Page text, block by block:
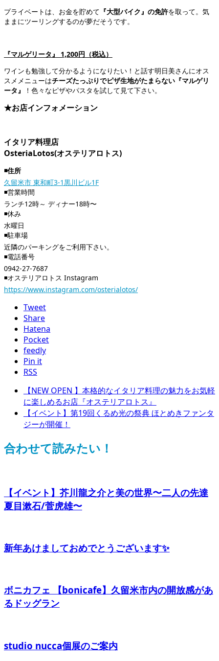
プライベートは、お金を貯めて 『大型バイク』の免許を取って。気
ままにツーリングするのが夢だそうです。
『マルゲリータ』 1,200円（税込）
ワインも勉強して分かるようになりたい！と話す明日美さんにオス
スメメニューはチーズたっぷりでピザ生地がたまらない『マルゲリ
ータ』
！色々なピザやパスタを試して見て下さい。
★お店インフォメーション
イタリア料理店
OsteriaLotos(オステリアロトス)
◾️住所
久留米市 東和町3-1黒川ビル1F
◾️営業時間
ランチ12時～ ディナー18時〜
◾️休み
水曜日
◾️駐車場
近隣のパーキングをご利用下さい。
◾️電話番号
0942-27-7687
◾️オステリアロトス Instagram
https://www.instagram.com/osterialotos/
Tweet
Share
Hatena
Pocket
feedly
Pin it
RSS
【NEW OPEN 】本格的なイタリア料理の魅力をお気軽
に楽しめるお店『オステリアロトス』
【イベント】第19回くるめ光の祭典 ほとめきファンタ
ジーが開催！
合わせて読みたい！
【イベント】芥川龍之介と美の世界〜二人の先達
夏目漱石/菅虎雄〜
新年あけましておめでとうございます✨
ボニカフェ 【bonicafe】久留米市内の開放感があ
るドッグラン
studio nucca個展のご案内